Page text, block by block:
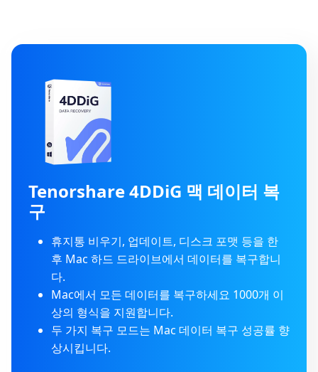
Tenorshare 4DDiG 맥 데이터 복
구
휴지통 비우기, 업데이트, 디스크 포맷 등을 한
후 Mac 하드 드라이브에서 데이터를 복구합니
다.
Mac에서 모든 데이터를 복구하세요 1000개 이
상의 형식을 지원합니다.
두 가지 복구 모드는 Mac 데이터 복구 성공률 향
상시킵니다.